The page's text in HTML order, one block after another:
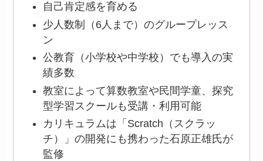
自己肯定感を育める
少人数制（6人まで）のグループレッス
ン
公教育（小学校や中学校）でも導入の実
績多数
教室によって算数教室や民間学童、探究
型学習スクールも受講・利用可能
カリキュラムは「Scratch（スクラッ
チ）」の開発にも携わった石原正雄氏が
監修